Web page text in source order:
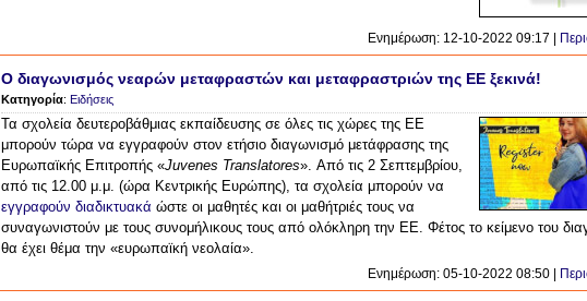
Ενημέρωση: 12-10-2022 09:17 |
Ο διαγωνισμός νεαρών μεταφραστών και μεταφραστριών της ΕΕ ξεκινά!
Κατηγορία: Ειδήσεις
Τα σχολεία δευτεροβάθμιας εκπαίδευσης σε όλες τις χώρες της ΕΕ
μπορούν τώρα να εγγραφούν στον ετήσιο διαγωνισμό μετάφρασης της
Ευρωπαϊκής Επιτροπής «Juvenes Translatores». Από τις 2 Σεπτεμβρίου,
από τις 12.00 μ.μ. (ώρα Κεντρικής Ευρώπης), τα σχολεία μπορούν να
εγγραφούν διαδικτυακά ώστε οι μαθητές και οι μαθήτριές τους να
συναγωνιστούν με τους συνομήλικους τους από ολόκληρη την ΕΕ. Φέτος το κείμενο του
θα έχει θέμα την «ευρωπαϊκή νεολαία».
Ενημέρωση: 05-10-2022 08:50 |